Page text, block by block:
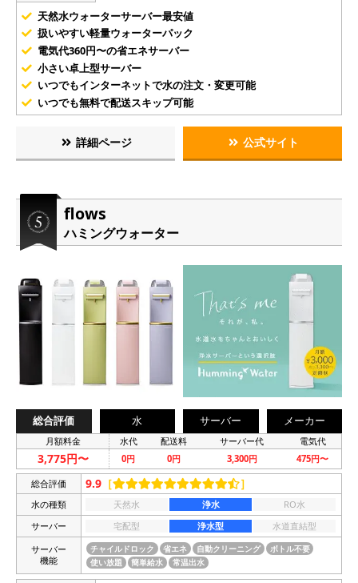
天然水ウォーターサーバー最安値
扱いやすい軽量ウォーターパック
電気代360円〜の省エネサーバー
小さい卓上型サーバー
いつでもインターネットで水の注文・変更可能
いつでも無料で配送スキップ可能
詳細ページ 公式サイト
flows
ハミングウォーター
総合評価 水 サーバー メーカー
月額料金 水代 配送料 サーバー代 電気代
3,775円〜 0円 0円 3,300円 475円〜
総合評価 9.9 ［ ］
水の種類 天然水 浄水
RO水
サーバー
宅配型 浄水型
水道直結型
サーバー
機能
チャイルドロック 省エネ 自動クリーニング
ボトル不要
使い放題
簡単給水 常温出水